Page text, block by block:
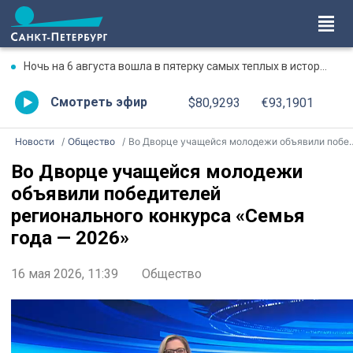
Ночь на 6 августа вошла в пятерку самых теплых в истории Петербурга
Смотреть эфир $80,9293 €93,1901
Новости Общество Во Дворце учащейся молодежи объявили победителей регионального конкурса «Семья года — 2026»
Во Дворце учащейся молодежи
объявили победителей
регионального конкурса «Семья
года — 2026»
16 мая 2026, 11:39 Общество